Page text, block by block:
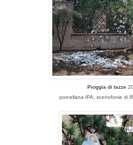
Pioggia di tazze
porcellana IPA, scenofonie di